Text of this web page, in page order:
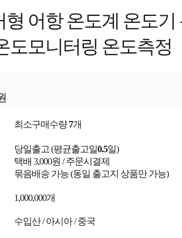
형 어항 온도계 온도기
도모니터링 온도측정
최소구매수량7개
당일출고 (평균출고일0.5일)
택배 3,000원 / 주문시결제
묶음배송 가능 (동일 출고지 상품만 가능)
1,000,000개
수입산 / 아시아 / 중국